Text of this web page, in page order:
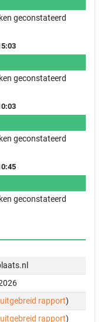
geconstateerd
geconstateerd
geconstateerd
geconstateerd
rapport)
rapport)